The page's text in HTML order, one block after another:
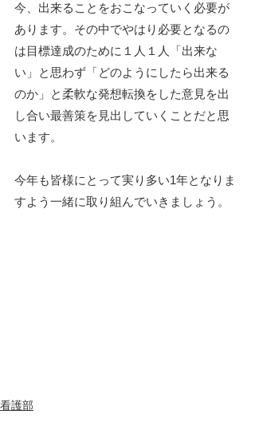
今、出来ることをおこなっていく必要が
あります。その中でやはり必要となるの
は目標達成のために１人１人「出来な
い」と思わず「どのようにしたら出来る
のか」と柔軟な発想転換をした意見を出
し合い最善策を見出していくことだと思
います。
今年も皆様にとって実り多い1年となりま
すよう一緒に取り組んでいきましょう。
看護部